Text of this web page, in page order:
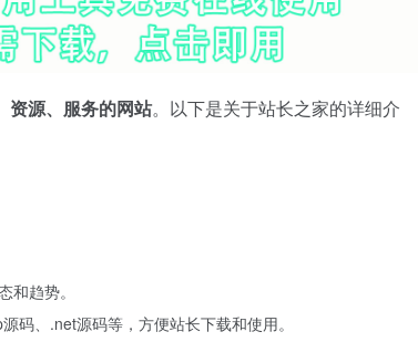
资源、服务的网站。以下是关于站长之家的详细介
趋势。
码、.net源码等，方便站长下载和使用。